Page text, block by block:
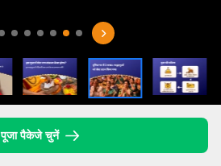
पूजा पैकेजे चुनें